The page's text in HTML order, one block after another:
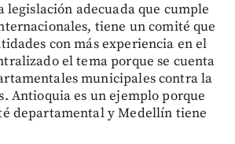
legislación adecuada que cumple
tiene un comité que
con más experiencia en el
el tema porque se cuenta
municipales contra la
Antioquia es un ejemplo porque
departamental y Medellín tiene